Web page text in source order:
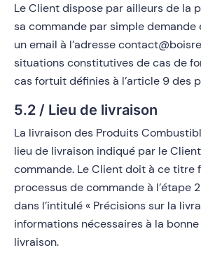
Le Client dispose par ailleurs de la
sa commande par simple demande
un email à l’adresse
situations constitutives de cas de
cas fortuit définies à l’article 9 des
5.2 / Lieu de livraison
La livraison des Produits
lieu de livraison indiqué par le
commande. Le Client doit à ce titre
processus de commande à l’étape
dans l’intitulé « Précisions sur la
informations nécessaires à la
livraison.